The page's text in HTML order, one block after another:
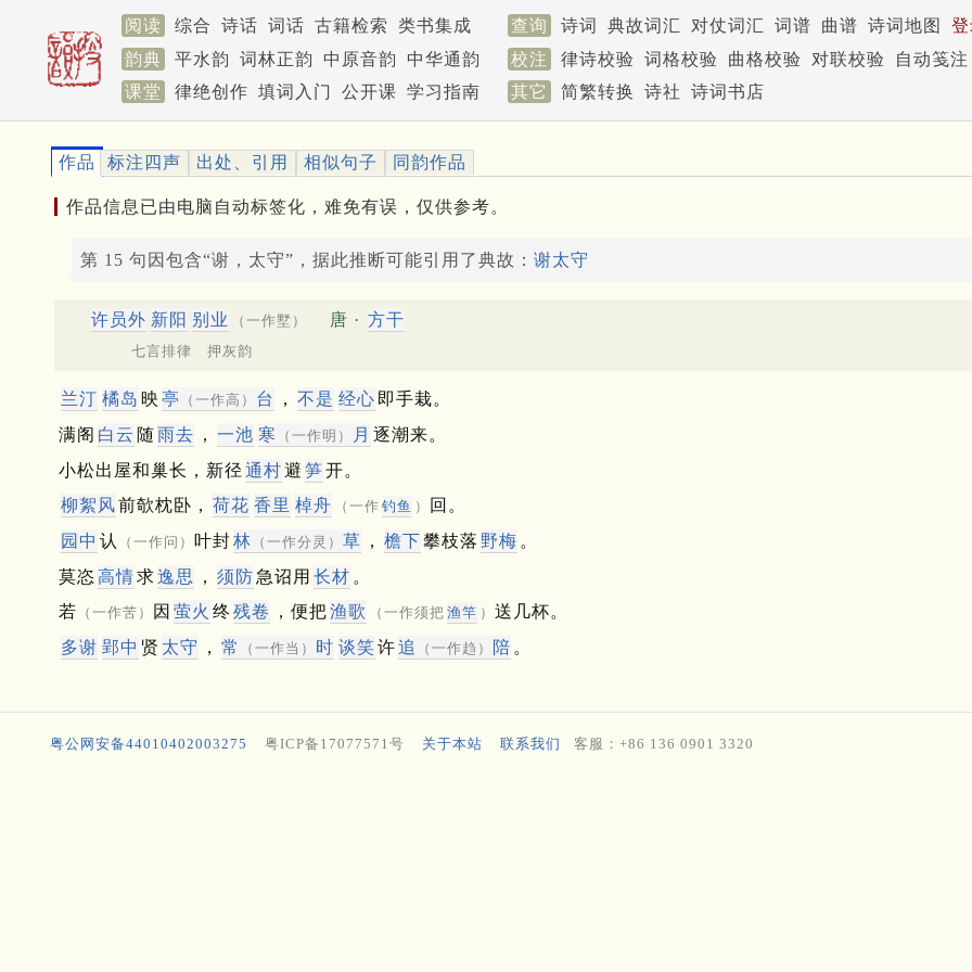
阅读 综合 诗话 词话 古籍检索 类书集成 查询 诗词 典故词汇 对仗词汇 词谱 曲谱 诗词地图
韵典
平水韵 词林正韵 中原音韵 中华通韵 校注 律诗校验 词格校验 曲格校验 对联校验
自动笺注
课堂
律绝创作 填词入门 公开课 学习指南 其它 简繁转换 诗社 诗词书店
作品 标注四声 出处、引用 相似句子 同韵作品
作品信息已由电脑自动标签化，难免有误，仅供参考。
第 15 句因包含“谢，太守”，据此推断可能引用了典故： 谢太守
许员外 新阳 别业 （一作墅） 唐 · 方干
七言排律 押灰韵
兰汀 橘岛 映 亭 （一作高） 台 ， 不是 经心 即手栽。
满阁 白云 随雨去 ， 一池 寒 （一作明） 月 逐潮来。
小松出屋和巢长，新径 通村避 笋开。
柳絮风前欹枕卧， 荷花 香里 棹舟 （一作 钓鱼 ）
回。
园中 认 （一作问） 叶封林 （一作分灵） 草 ， 檐下攀枝落 野梅 。
莫恣 高情求逸思 ， 须防 急诏用 长材 。
若 （一作苦） 因 萤火 终残卷 ，便把渔歌 （一作须把 渔竿 ） 送几杯。
多谢 郢中 贤 太守 ， 常 （一作当） 时 谈笑许追 （一作趋） 陪 。
粤公网安备44010402003275 粤ICP备17077571号 关于本站 联系我们 客服：+86 136 0901 3320